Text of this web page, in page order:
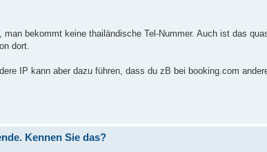
bekommt keine thailändische Tel-Nummer. Auch ist das
dort.
IP kann aber dazu führen, dass du zB bei booking.com
Kennen Sie das?